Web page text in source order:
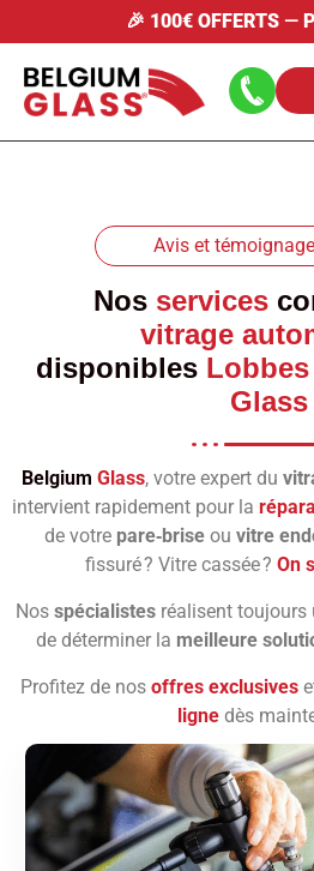
🎉 100€ OFFERTS—
Avis et
Nos services
vitrage
disponibles Lobbes
Glass
Belgium Glass, votre expert du
intervient rapidement pour la
de votre pare‑briseou vitre
fissuré ? Vitre cassée ? On
Nos spécialistes réalisent toujours
de déterminer la meilleure
Profitez de nos offres exclusives
lignedès